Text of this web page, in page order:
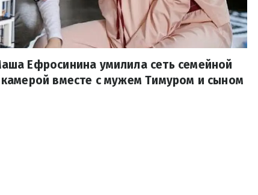
Ефросинина умилила сеть семейной
вместе с мужем Тимуром и сыном